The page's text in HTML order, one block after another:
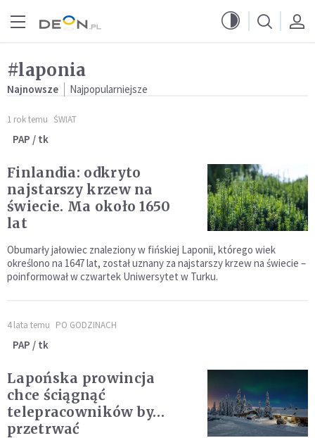
#laponia
Najnowsze Najpopularniejsze
1 rok temu ŚWIAT
PAP / tk
Finlandia: odkryto
najstarszy krzew na
świecie. Ma około 1650
lat
Obumarły jałowiec znaleziony w fińskiej Laponii, którego wiek
określono na 1647 lat, został uznany za najstarszy krzew na świecie –
poinformował w czwartek Uniwersytet w Turku.
4 lata temu PO GODZINACH
PAP / tk
Lapońska prowincja
chce ściągnąć
telepracowników by…
przetrwać